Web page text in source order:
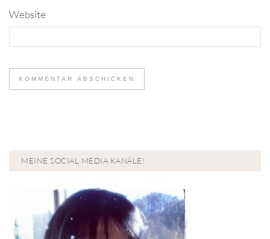
Website
MEINE SOCIAL MEDIA KANÄLE!